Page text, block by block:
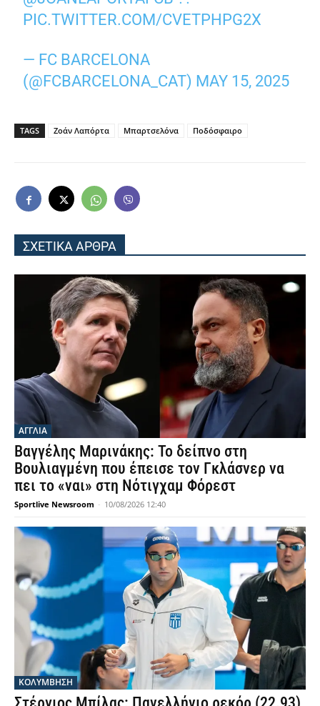
PIC.TWITTER.COM/CVETPHPG2X
— FC BARCELONA
(@FCBARCELONA_CAT) MAY 15, 2025
TAGS Ζοάν Λαπόρτα Μπαρτσελόνα Ποδόσφαιρο
ΣΧΕΤΙΚΑ ΑΡΘΡΑ
ΑΓΓΛΙΑ
Βαγγέλης Μαρινάκης: Το δείπνο στη
Βουλιαγμένη που έπεισε τον Γκλάσνερ να
πει το «ναι» στη Νότιγχαμ Φόρεστ
Sportlive Newsroom - 10/08/2026 12:40
ΚΟΛΥΜΒΗΣΗ